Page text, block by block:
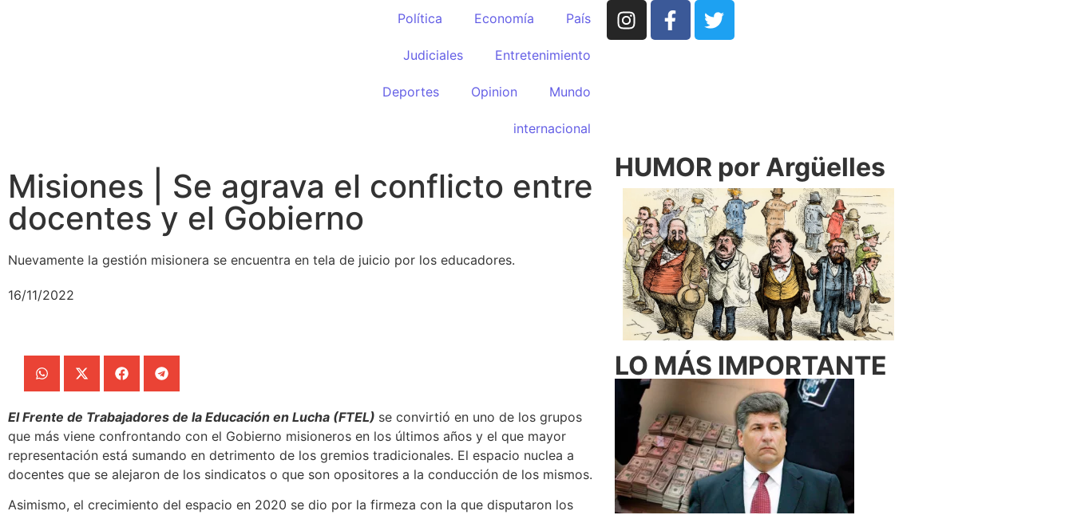
Política Economía País
Judiciales Entretenimiento
Deportes Opinion Mundo
internacional
Misiones | Se agrava el conflicto entre
docentes y el Gobierno
Nuevamente la gestión misionera se encuentra en tela de juicio por los educadores.
16/11/2022
El Frente de Trabajadores de la Educación en Lucha (FTEL) se convirtió en uno de los grupos
que más viene confrontando con el Gobierno misioneros en los últimos años y el que mayor
representación está sumando en detrimento de los gremios tradicionales. El espacio nuclea a
docentes que se alejaron de los sindicatos o que son opositores a la conducción de los mismos.
Asimismo, el crecimiento del espacio en 2020 se dio por la firmeza con la que disputaron los
HUMOR por Argüelles​
LO MÁS IMPORTANTE